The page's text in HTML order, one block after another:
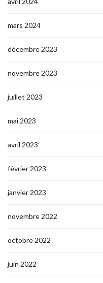
mars 2024
décembre 2023
novembre 2023
juillet 2023
mai 2023
avril 2023
février 2023
janvier 2023
novembre 2022
octobre 2022
juin 2022